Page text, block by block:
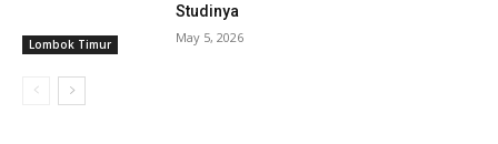
Lombok Timur
Studinya
May 5, 2026